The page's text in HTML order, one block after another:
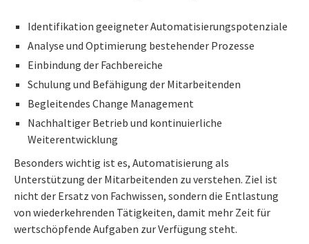
Identifikation geeigneter Automatisierungspotenziale
Analyse und Optimierung bestehender Prozesse
Einbindung der Fachbereiche
Schulung und Befähigung der Mitarbeitenden
Begleitendes Change Management
Nachhaltiger Betrieb und kontinuierliche
Weiterentwicklung
Besonders wichtig ist es, Automatisierung als
Unterstützung der Mitarbeitenden zu verstehen. Ziel ist
nicht der Ersatz von Fachwissen, sondern die Entlastung
von wiederkehrenden Tätigkeiten, damit mehr Zeit für
wertschöpfende Aufgaben zur Verfügung steht.